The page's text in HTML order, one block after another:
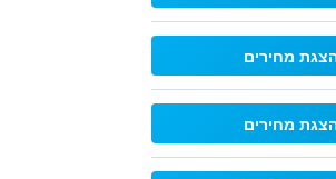
מחירים
מחירים